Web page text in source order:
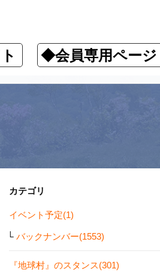
◆会員専用ページ
カテゴリ
イベント予定(1)
バックナンバー(1553)
『地球村』のスタンス(301)